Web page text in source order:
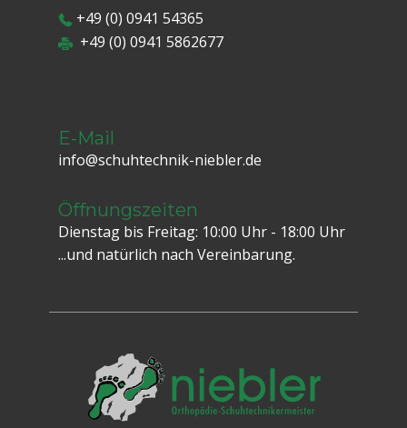
+49 (0)​ 0941 54365
+49 (0)​ 0941 5862677
E-Mail
info@schuhtechnik-niebler.de
Öffnungszeiten
Dienstag bis Freitag: 10:00 Uhr - 18:00 Uhr
...und natürlich nach Vereinbarung.